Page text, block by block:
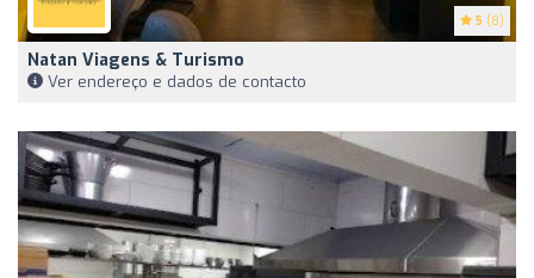
5 (8)
Natan Viagens & Turismo
Ver endereço e dados de contacto